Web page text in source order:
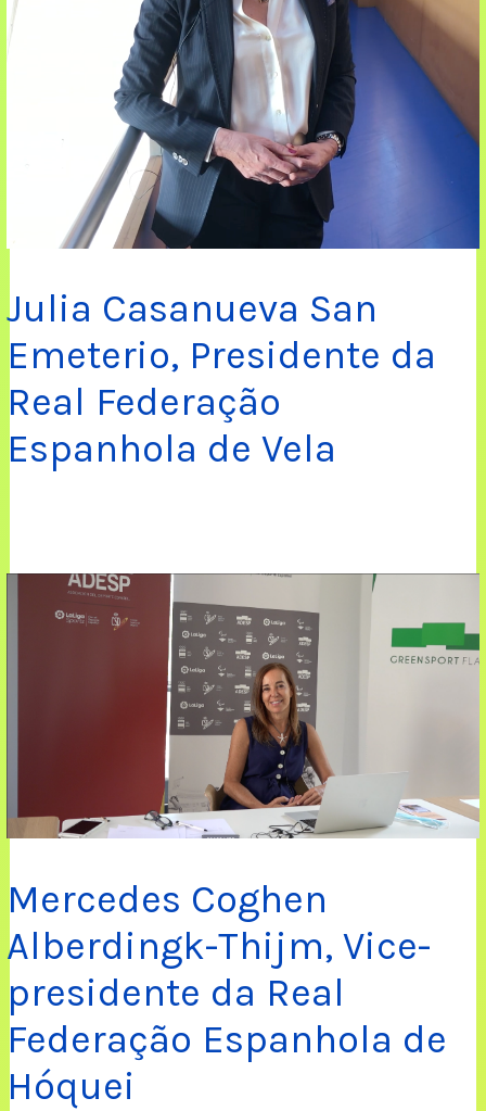
Julia Casanueva San
Emeterio, Presidente da
Real Federação
Espanhola de Vela
Mercedes Coghen
Alberdingk-Thijm, Vice-
presidente da Real
Federação Espanhola de
Hóquei